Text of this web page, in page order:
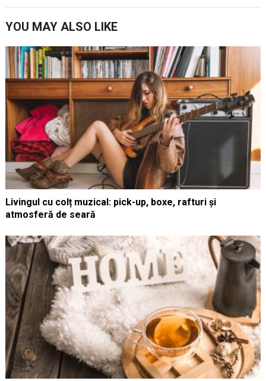
YOU MAY ALSO LIKE
Livingul cu colț muzical: pick-up, boxe, rafturi și
atmosferă de seară